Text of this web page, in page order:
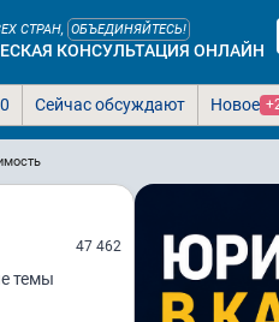
СТРАН, ОБЪЕДИНЯЙТЕСЬ!
КОНСУЛЬТАЦИЯ ОНЛАЙН
Сейчас обсуждают Новое
47 462
темы